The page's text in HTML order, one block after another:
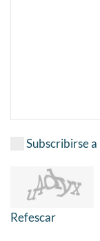
Subscribirse
Refescar